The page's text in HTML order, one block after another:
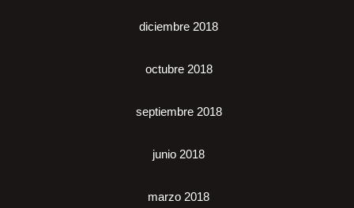
diciembre 2018
octubre 2018
septiembre 2018
junio 2018
marzo 2018